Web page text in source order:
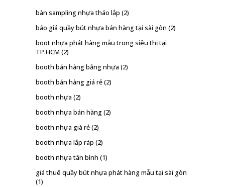
bàn sampling nhựa tháo lắp (2)
báo giá quầy bút nhựa bán hàng tại sài gòn (2)
boot nhựa phát hàng mẫu trong siêu thị tại
TP.HCM (2)
booth bán hàng bằng nhựa (2)
booth bán hàng giá rẻ(2)
booth nhựa (2)
booth nhựa bán hàng(2)
booth nhựa giá rẻ(2)
booth nhựa lắp ráp (2)
booth nhựa tân bình (1)
giá thuê quầy bút nhựa phát hàng mẫu tại sài gòn
(1)